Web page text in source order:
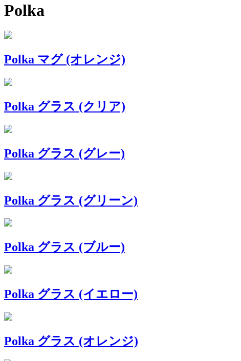
Polka
Polka マグ (オレンジ)
Polka グラス (クリア)
Polka グラス (グレー)
Polka グラス (グリーン)
Polka グラス (ブルー)
Polka グラス (イエロー)
Polka グラス (オレンジ)